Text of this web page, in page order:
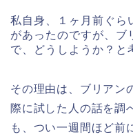
私自身、１ヶ月前ぐら
があったのですが、ブ
で、どうしようか？と
その理由は、ブリアン
際に試した人の話を調
も、つい一週間ほど前